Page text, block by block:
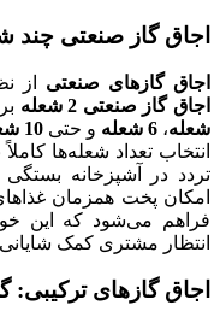
اجاق گاز صنعتی چند شعله: از 2
اجاق گازهای صنعتی از
اجاق گاز صنعتی 2 شعله
شعله،6 شعله و حتی10 شعله
انتخاب تعداد شعله‌ها
تردد در آشپزخانه بستگی
امکان پخت همزمان
فراهم می‌شود که این
انتظار مشتری کمک
اجاق گازهای ترکیبی: